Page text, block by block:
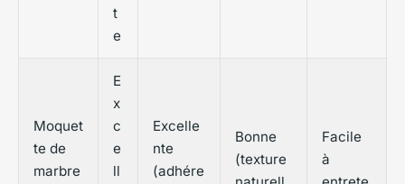
t
e
Moquet
te de
marbre
E
x
c
e
ll
Excelle
nte
(adhére
Bonne
(texture
Facile
à